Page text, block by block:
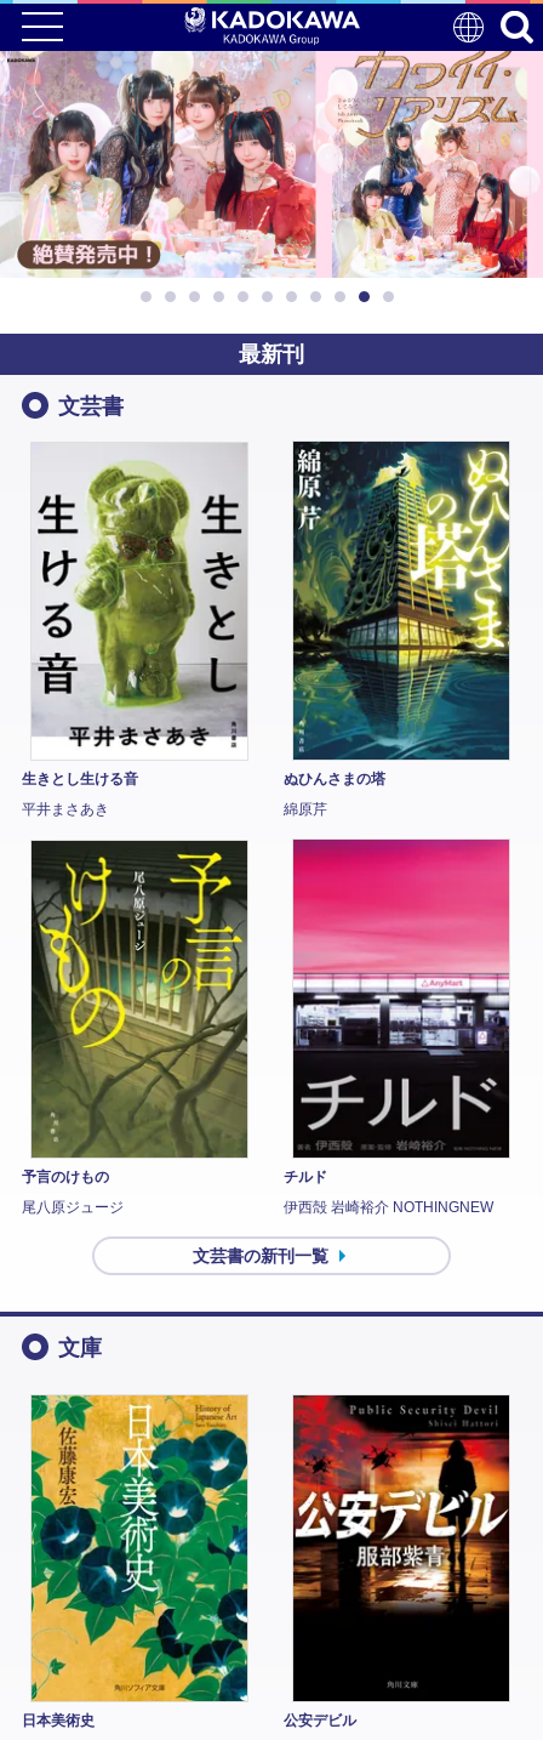
最新刊
文芸書
生きとし生ける音
平井まさあき
ぬひんさまの塔
綿原芹
予言のけもの
尾八原ジュージ
チルド
伊西殻 岩崎裕介 NOTHINGNEW
文芸書の新刊一覧
文庫
日本美術史
公安デビル